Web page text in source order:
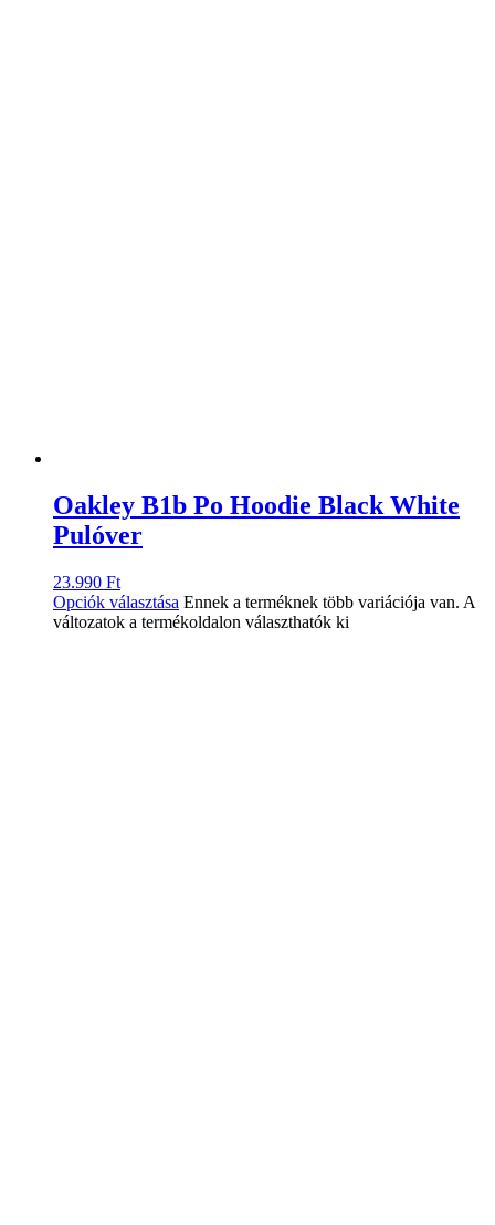
Oakley B1b Po Hoodie Black White
Pulóver
23.990 Ft
Opciók választása Ennek a terméknek több variációja van. A
változatok a termékoldalon választhatók ki